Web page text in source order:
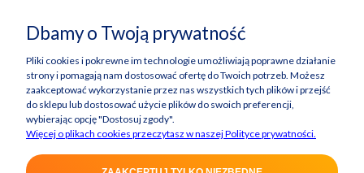
Dbamy o Twoją prywatność
Pliki cookies i pokrewne im technologie umożliwiają poprawne działanie
strony i pomagają nam dostosować ofertę do Twoich potrzeb. Możesz
zaakceptować wykorzystanie przez nas wszystkich tych plików i przejść
do sklepu lub dostosować użycie plików do swoich preferencji,
wybierając opcję "Dostosuj zgody".
Więcej o plikach cookies przeczytasz w naszej Polityce prywatności.